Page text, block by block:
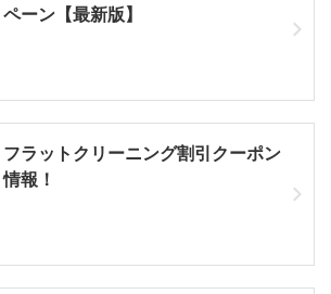
ペーン【最新版】
フラットクリーニング割引クーポン
情報！